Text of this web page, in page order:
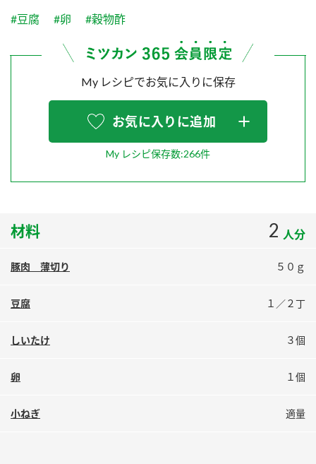
ふりかけ
炊き込みご飯の素 米飯用調味液
PIN印
スペシャルサイト
納豆の豆知識
鍋奉行マニュアル
人気商品 ＋ おすすめレシピ
ZENB initiative
MIM（ミツカンミュージアム）
販売終了製品のご案内
よくあるご質問
ミツカン公式通販
#豆腐 #卵 #穀物酢
My レシピでお気に入りに保存
お気に入りに追加
My レシピ保存数:266件
材料 2 人分
豚肉 薄切り ５０ｇ
豆腐 １／２丁
しいたけ ３個
卵 １個
小ねぎ 適量